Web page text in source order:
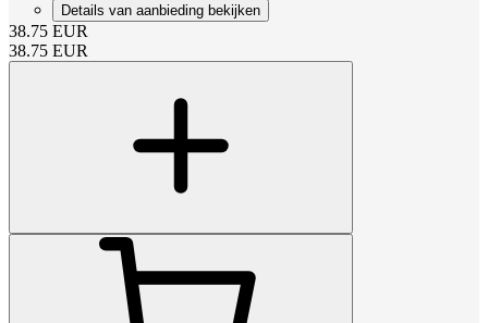
Details van aanbieding bekijken
38.75 EUR
38.75 EUR